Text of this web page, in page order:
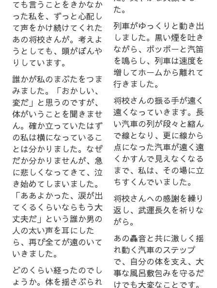
ても言うことをきかなか
った私を、ずっと心配し
て声をかけ続けてくれた
あの将校さんが。考えよ
うとしても、頭がぼんや
りしています。
誰かが私のまぶたをつま
みました。「おかしい、
変だ」と思うのですが、
体がいうことを聞きませ
ん。確か立っていたはず
の私は横になっているこ
とは分かりました。なぜ
だか分かりませんが、急
に悲しくなってきて、泣
き始めてしまいました。
「ああよかった、涙が出
てくるくらいならもう大
丈夫だ」という誰か男の
人の太い声を耳にした
ら、再び全てが遠のいて
いきました。
どのくらい経ったのでし
ょうか。体を揺さぶられ
た。
列車がゆっくりと動き出
しました。黒い煙を吐き
ながら、ポッポーと汽笛
を鳴らし、列車は速度を
増してホームから離れて
行きました。
将校さんの振る手が遠く
遠くなっていきます。長
い汽車の列が段々と縮ん
で線となり、更に線から
点になった汽車が遠く遠
くかすんで見えなくなる
まで、私は、その場に立
ちすくんでいました。
将校さんへの感謝を繰り
返し、武運長久を祈りな
がら。
あの轟音と共に激しく揺
れ動く汽車のステップ
で、自分の体を支え、大
事な風呂敷包みを守るだ
けでも大変なことです。